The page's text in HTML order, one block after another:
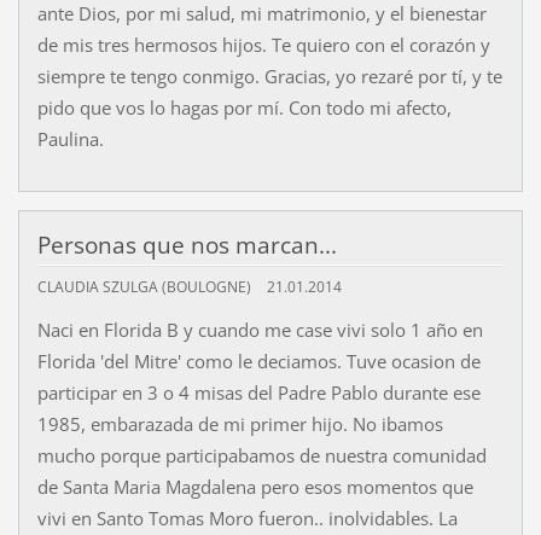
ante Dios, por mi salud, mi matrimonio, y el bienestar
de mis tres hermosos hijos. Te quiero con el corazón y
siempre te tengo conmigo. Gracias, yo rezaré por tí, y te
pido que vos lo hagas por mí. Con todo mi afecto,
Paulina.
Personas que nos marcan...
CLAUDIA SZULGA (BOULOGNE) 21.01.2014
Naci en Florida B y cuando me case vivi solo 1 año en
Florida 'del Mitre' como le deciamos. Tuve ocasion de
participar en 3 o 4 misas del Padre Pablo durante ese
1985, embarazada de mi primer hijo. No ibamos
mucho porque participabamos de nuestra comunidad
de Santa Maria Magdalena pero esos momentos que
vivi en Santo Tomas Moro fueron.. inolvidables. La